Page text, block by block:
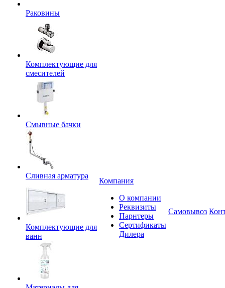
Раковины
Комплектующие для
смесителей
Смывные бачки
Сливная арматура
Комплектующие для
ванн
Компания
О компании
Реквизиты
Парнтеры
Сертификаты
Дилера
Самовывоз